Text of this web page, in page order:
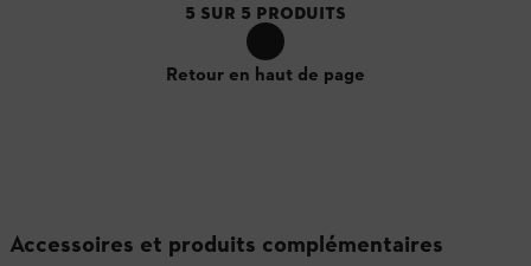
5 SUR 5 PRODUITS
Retour en haut de page
Accessoires et produits complémentaires